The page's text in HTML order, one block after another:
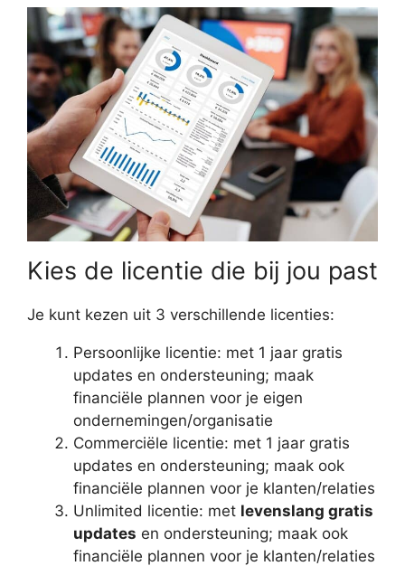
Kies de licentie die bij jou past
Je kunt kezen uit 3 verschillende licenties:
Persoonlijke licentie: met 1 jaar gratis
updates en ondersteuning; maak
financiële plannen voor je eigen
ondernemingen/organisatie
Commerciële licentie: met 1 jaar gratis
updates en ondersteuning; maak ook
financiële plannen voor je klanten/relaties
Unlimited licentie: met levenslang gratis
updates en ondersteuning; maak ook
financiële plannen voor je klanten/relaties